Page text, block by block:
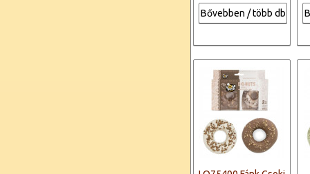
Bővebben / több db